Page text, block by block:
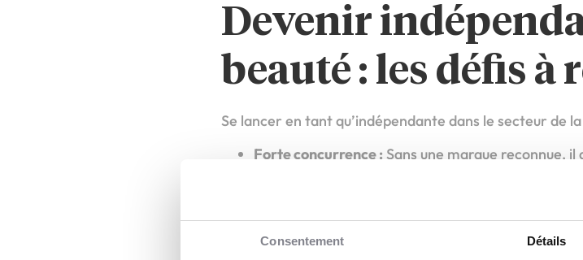
Consentement Détails
Devenir
beauté : les défis à
Se lancer en tant qu’indépendante dans le secteur de
Forte concurrence :Sans une marque reconnue,
L’aménagement,
Entre
personnel, la charge de travail peut rapidement